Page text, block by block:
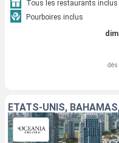
Tous les restaurants inclus
Pourboires inclus
dès